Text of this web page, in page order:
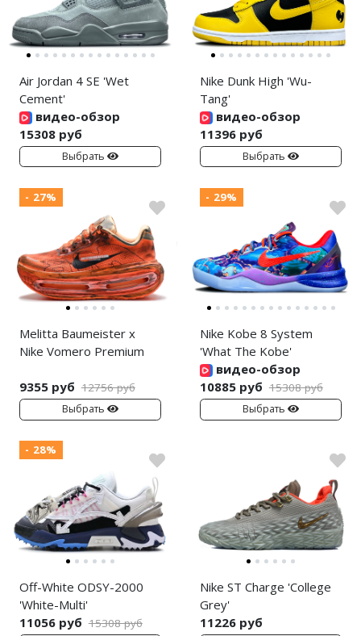
Air Jordan 4 SE 'Wet
Cement'
видео-обзор
15308 руб
Выбрать
Nike Dunk High 'Wu-
Tang'
видео-обзор
11396 руб
Выбрать
- 27%
Melitta Baumeister x
Nike Vomero Premium
9355 руб 12756 руб
Выбрать
- 29%
Nike Kobe 8 System
'What The Kobe'
видео-обзор
10885 руб 15308 руб
Выбрать
- 28%
Off-White ODSY-2000
'White-Multi'
11056 руб 15308 руб
Nike ST Charge 'College
Grey'
11226 руб